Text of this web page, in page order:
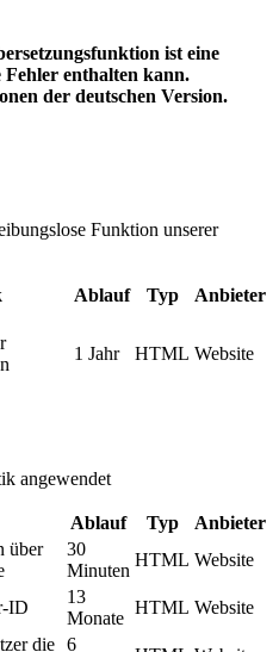
ist eine
Fehler enthalten kann.
der deutschen Version.
Funktion unserer
Ablauf Typ Anbieter
1 Jahr HTML Website
angewendet
Ablauf Typ
Anbieter
über
30
Minuten
HTML Website
ID
13
Monate
HTML Website
die 6